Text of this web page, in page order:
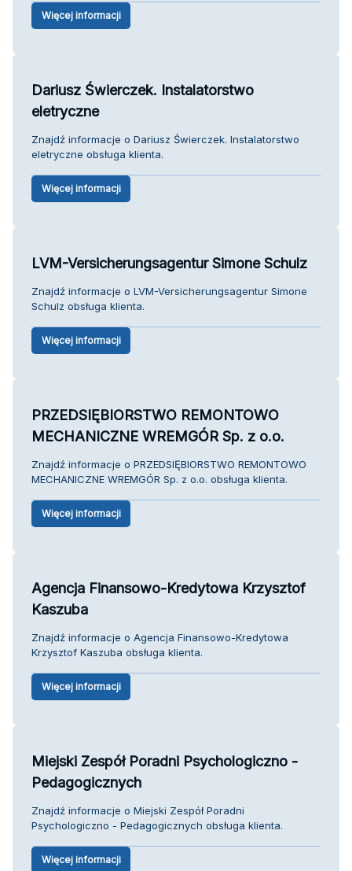
Więcej informacji
Dariusz Świerczek. Instalatorstwo
eletryczne
Znajdź informacje o Dariusz Świerczek. Instalatorstwo
eletryczne obsługa klienta.
Więcej informacji
LVM-Versicherungsagentur Simone Schulz
Znajdź informacje o LVM-Versicherungsagentur Simone
Schulz obsługa klienta.
Więcej informacji
PRZEDSIĘBIORSTWO REMONTOWO
MECHANICZNE WREMGÓR Sp. z o.o.
Znajdź informacje o PRZEDSIĘBIORSTWO REMONTOWO
MECHANICZNE WREMGÓR Sp. z o.o. obsługa klienta.
Więcej informacji
Agencja Finansowo-Kredytowa Krzysztof
Kaszuba
Znajdź informacje o Agencja Finansowo-Kredytowa
Krzysztof Kaszuba obsługa klienta.
Więcej informacji
Miejski Zespół Poradni Psychologiczno -
Pedagogicznych
Znajdź informacje o Miejski Zespół Poradni
Psychologiczno - Pedagogicznych obsługa klienta.
Więcej informacji